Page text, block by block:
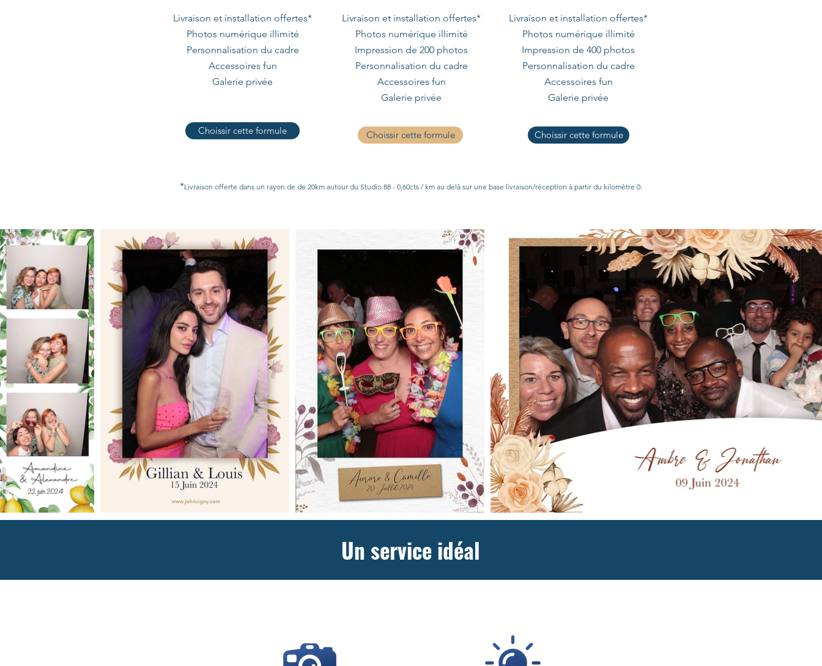
Livraison et installation offertes*
Photos numérique illimité
Personnalisation du cadre
Accessoires fun
Galerie privée
Choissir cette formule
Livraison et installation offertes*
Photos numérique illimité
Impression de 200 photos
Personnalisation du cadre
Accessoires fun
Galerie privée
Choissir cette formule
Livraison et installation offertes*
Photos numérique illimité
Impression de 400 photos
Personnalisation du cadre
Accessoires fun
Galerie privée
Choissir cette formule
*Livraison offerte dans un rayon de de 20km autour du Studio 88 - 0,60cts / km au delà sur une base livraison/réception à partir du kilomètre 0.
Un service idéal